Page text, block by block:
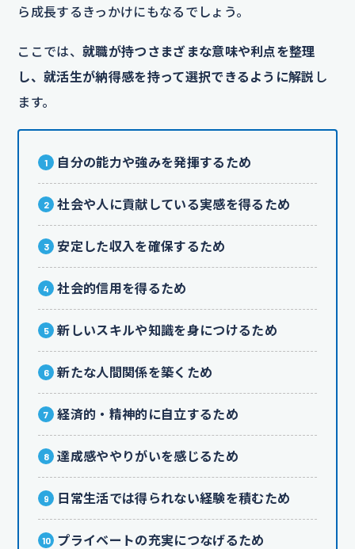
ら成長するきっかけにもなるでしょう。
ここでは、 就職が持つさまざまな意味や利点を整理
し、就活生が納得感を持って選択できるように解説 し
ます。
自分の能力や強みを発揮するため
社会や人に貢献している実感を得るため
安定した収入を確保するため
社会的信用を得るため
新しいスキルや知識を身につけるため
新たな人間関係を築くため
経済的・精神的に自立するため
達成感ややりがいを感じるため
日常生活では得られない経験を積むため
プライベートの充実につなげるため